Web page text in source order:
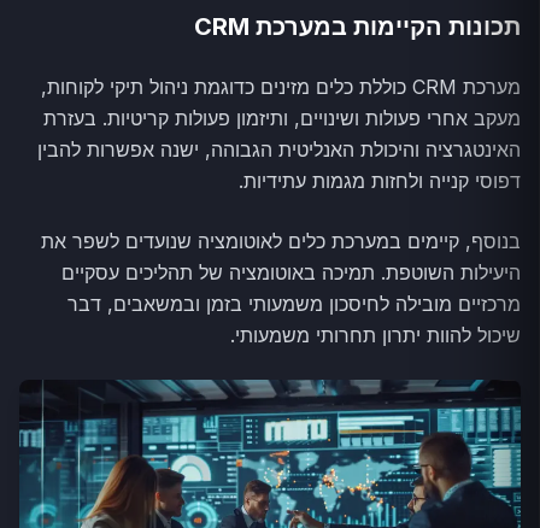
תכונות הקיימות במערכת CRM
מערכת CRM כוללת כלים מזינים כדוגמת ניהול תיקי לקוחות,
מעקב אחרי פעולות ושינויים, ותיזמון פעולות קריטיות. בעזרת
האינטגרציה והיכולת האנליטית הגבוהה, ישנה אפשרות להבין
דפוסי קנייה ולחזות מגמות עתידיות.
בנוסף, קיימים במערכת כלים לאוטומציה שנועדים לשפר את
היעילות השוטפת. תמיכה באוטומציה של תהליכים עסקיים
מרכזיים מובילה לחיסכון משמעותי בזמן ובמשאבים, דבר
שיכול להוות יתרון תחרותי משמעותי.